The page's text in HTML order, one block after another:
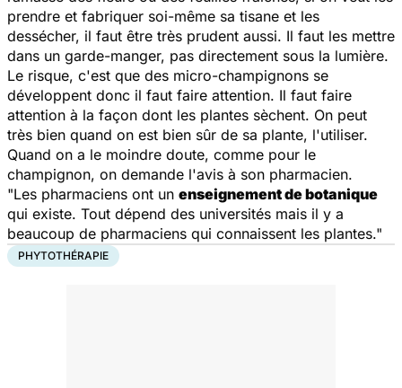
prendre et fabriquer soi-même sa tisane et les
dessécher, il faut être très prudent aussi. Il faut les mettre
dans un garde-manger, pas directement sous la lumière.
Le risque, c'est que des micro-champignons se
développent donc il faut faire attention. Il faut faire
attention à la façon dont les plantes sèchent. On peut
très bien quand on est bien sûr de sa plante, l'utiliser.
Quand on a le moindre doute, comme pour le
champignon, on demande l'avis à son pharmacien.
"Les pharmaciens ont un enseignement de botanique
qui existe. Tout dépend des universités mais il y a
beaucoup de pharmaciens qui connaissent les plantes."
PHYTOTHÉRAPIE